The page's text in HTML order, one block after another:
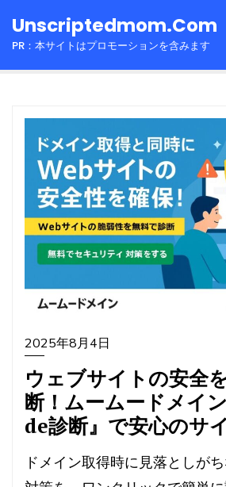
toUnscriptedmom.com
PR：本サイトはプロモーションを含みます
2025年8月4日
ウェブサイトの安全
断！ムームードメイ
de診断』で安心のサ
ドメイン取得時に見落としが